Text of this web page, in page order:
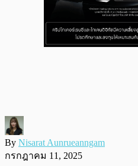
By Nisarat Aunrueanngam
กรกฎาคม 11, 2025